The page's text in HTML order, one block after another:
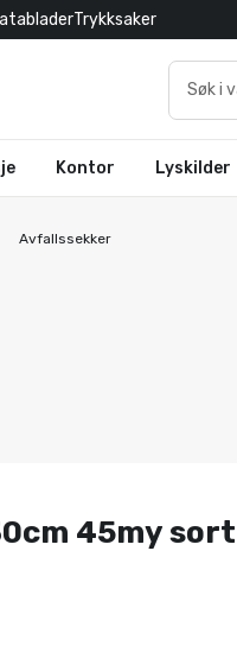
Trykksaker
Kontor Lyskilder
Avfallssekker
45my